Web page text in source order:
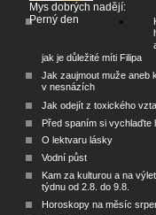
Mys dobrých nadějí:
Perný den
jak je důležité míti Filipa
Jak zaujmout muže aneb
v nesnázích
Jak odejít z toxického
Před spaním si vychlaďte
O lektvaru lásky
Vodní půst
Kam za kulturou a na
týdnu od 2.8. do 9.8.
Horoskopy na měsíc